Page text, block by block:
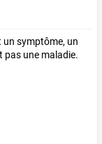
un symptôme, un
pas une maladie.